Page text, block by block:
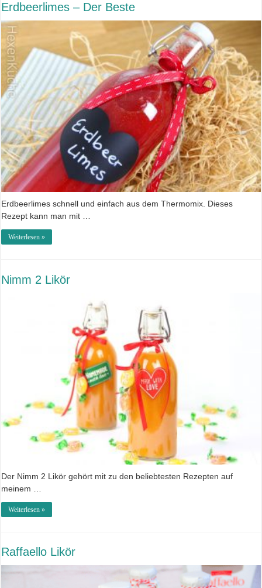
Erdbeerlimes – Der Beste
Erdbeerlimes schnell und einfach aus dem Thermomix. Dieses
Rezept kann man mit …
Weiterlesen »
Nimm 2 Likör
Der Nimm 2 Likör gehört mit zu den beliebtesten Rezepten auf
meinem …
Weiterlesen »
Raffaello Likör